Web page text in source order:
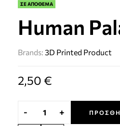
ΣΕ ΑΠΟΘΕΜΑ
Human
Brands: 3D Printed Product
2,50€
- +